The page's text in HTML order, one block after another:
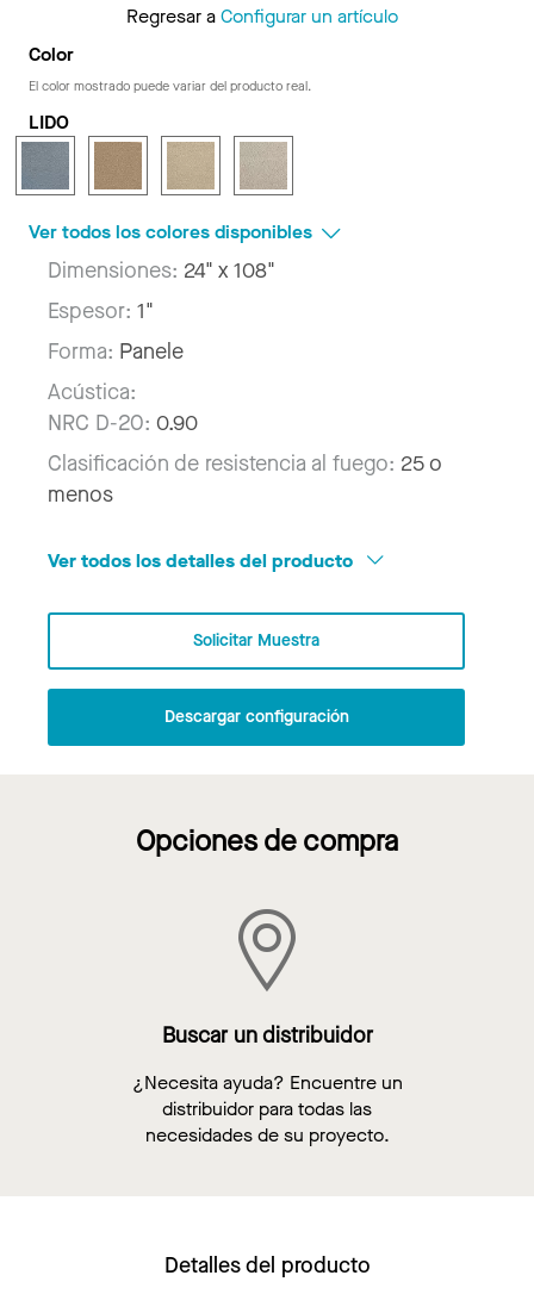
Regresar aConfigurar un artículo
Color
El color mostrado puede variar del producto real.
LIDO
Ver todos los colores disponibles
Dimensiones: 24" x 108"
Espesor: 1"
Forma: Panele
Acústica:
NRC D-20: 0.90
Clasificación de resistencia al fuego: 25 o
menos
Ver todos los detalles del producto
Solicitar Muestra
Descargar configuración
Opciones de compra
Buscar un distribuidor
¿Necesita ayuda? Encuentre un
distribuidor para todas las
necesidades de su proyecto.
Detalles del producto